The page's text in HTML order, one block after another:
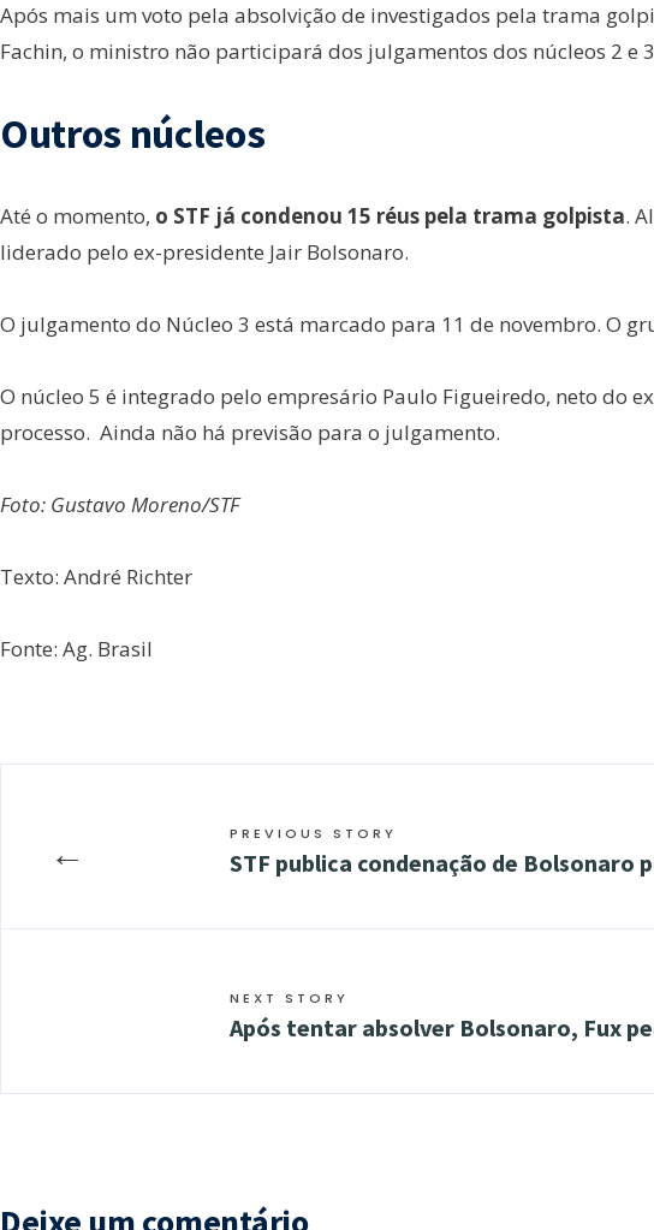
Após mais um voto pela absolvição de investigados pela trama
Fachin, o ministro não participará dos julgamentos dos núcleos 2 e
Outros núcleos
Até o momento, o STF já condenou 15 réus pela trama golpista.
liderado pelo ex-presidente Jair Bolsonaro.
O julgamento do Núcleo 3 está marcado para 11 de novembro. O
O núcleo 5 é integrado pelo empresário Paulo Figueiredo, neto do
processo. Ainda não há previsão para o julgamento.
Foto: Gustavo Moreno/STF
Texto: André Richter
Fonte: Ag. Brasil
← PREVIOUS STORY
STF publica condenação de Bolsonaro
NEXT STORY
Após tentar absolver Bolsonaro, Fux